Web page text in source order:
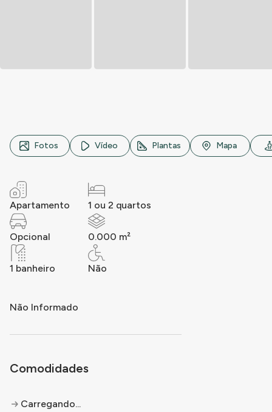
Rua ..., n° 000, ..., ...
Fotos Vídeo Plantas Mapa
Apartamento 1 ou 2 quartos
Opcional 0.000 m²
1 banheiro Não
Não Informado
Comodidades
Carregando...